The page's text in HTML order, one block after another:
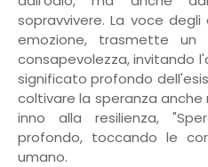
sopravvivere. La voce
emozione, trasmette
consapevolezza, invitando
significato profondo
coltivare la speranza anche
inno alla resilienza,
profondo, toccando le
umano.